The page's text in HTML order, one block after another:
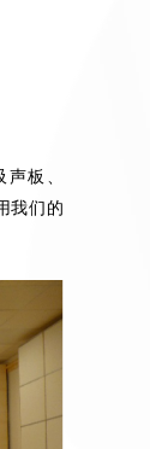
板、
我们的